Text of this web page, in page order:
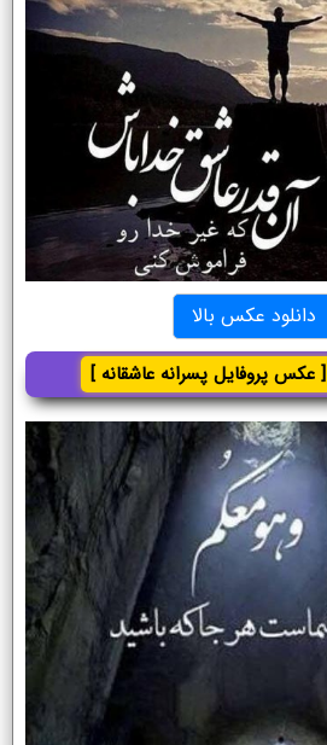
دانلود عکس بالا
[ عکس پروفایل پسرانه عاشقانه ]